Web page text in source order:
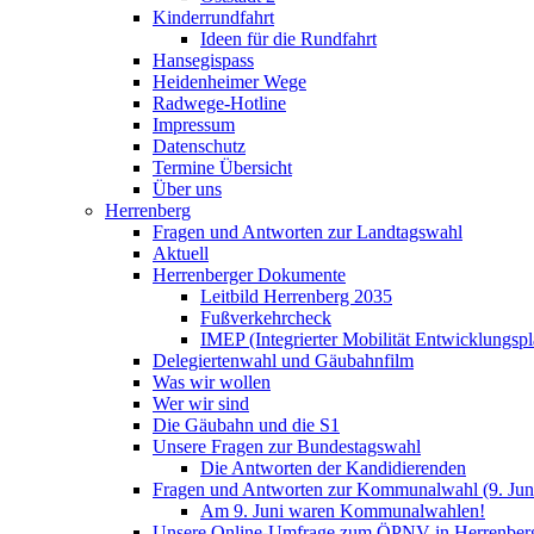
Kinderrundfahrt
Ideen für die Rundfahrt
Hansegispass
Heidenheimer Wege
Radwege-Hotline
Impressum
Datenschutz
Termine Übersicht
Über uns
Herrenberg
Fragen und Antworten zur Landtagswahl
Aktuell
Herrenberger Dokumente
Leitbild Herrenberg 2035
Fußverkehrcheck
IMEP (Integrierter Mobilität
Delegiertenwahl und Gäubahnfilm
Was wir wollen
Wer wir sind
Die Gäubahn und die S1
Unsere Fragen zur Bundestagswahl
Die Antworten der Kandidierenden
Fragen und Antworten zur Kommunalwahl (9.
Am 9. Juni waren Kommunalwahlen!